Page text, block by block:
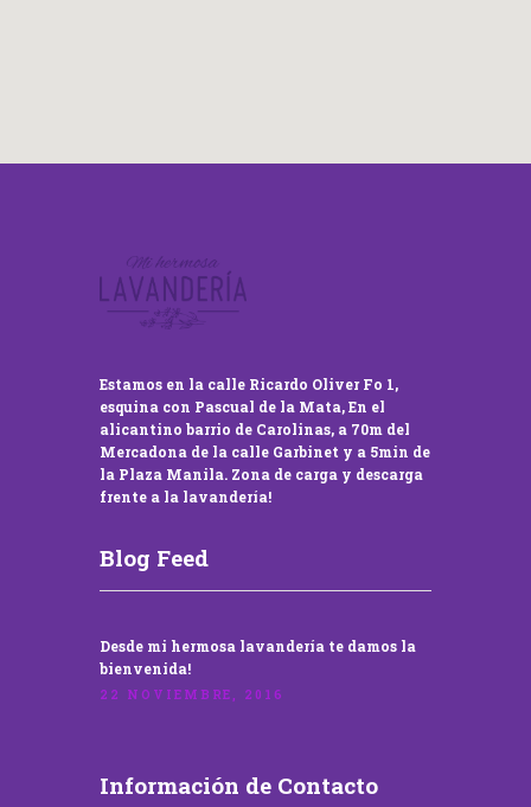
Estamos en la calle Ricardo Oliver Fo 1,
esquina con Pascual de la Mata, En el
alicantino barrio de Carolinas, a 70m del
Mercadona de la calle Garbinet y a 5min de
la Plaza Manila. Zona de carga y descarga
frente a la lavandería!
Blog Feed
Desde mi hermosa lavandería te damos la
bienvenida!
22 NOVIEMBRE, 2016
Información de Contacto